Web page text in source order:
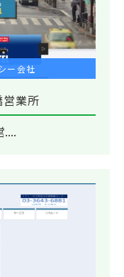
ー会社
業所
....